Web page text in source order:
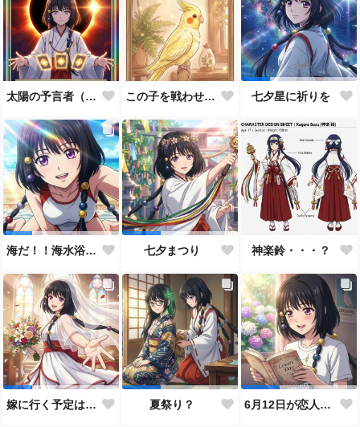
太陽の予言者（プロンプト使い方あってるんだろうか？） この子を戦わせるなんて出来ません！！ 七夕星に祈りを
海だ！！海水浴だ！！ 七夕まつり 神楽鈴・・・？
嫁に行く予定は無いのだけれど！ 夏祭り？ 6月12日が恋人の日と言うので…